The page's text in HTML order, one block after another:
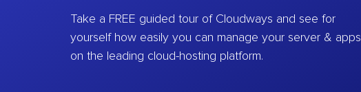
Take a FREE guided tour of Cloudways and see for
yourself how easily you can manage your server & apps
on the leading cloud-hosting platform.